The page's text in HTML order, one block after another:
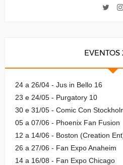
24 a 26/04 - Jus in Bello 16
23 e 24/05 - Purgatory 10
30 e 31/05 - Comic Con
05 a 07/06 - Phoenix Fan Fusion
12 a 14/06 - Boston (Creation
26 a 27/06 - Fan Expo Anaheim
14 a 16/08 - Fan Expo Chicago